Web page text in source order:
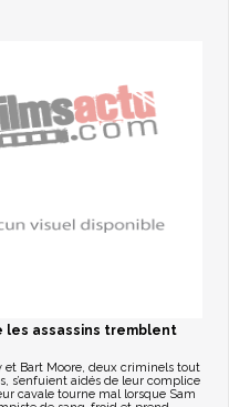
les assassins tremblent
et Bart Moore, deux criminels tout
s’enfuient aidés de leur complice
cavale tourne mal lorsque Sam